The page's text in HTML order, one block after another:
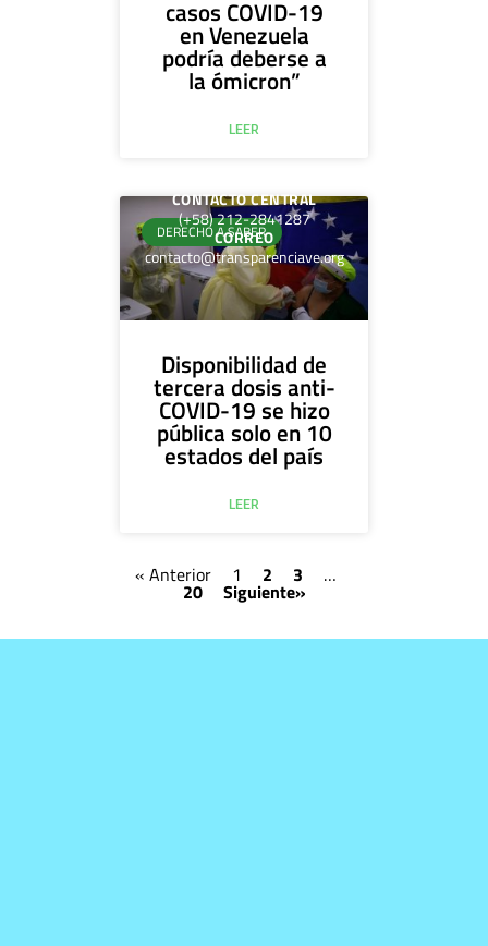
casos COVID-19
en Venezuela
podría deberse a
la ómicron”
LEER
DERECHO A SABER
Disponibilidad de
tercera dosis anti-
COVID-19 se hizo
pública solo en 10
estados del país
LEER
« Anterior 1 2 3 …
20 Siguiente»
CONTACTO CENTRAL
(+58) 212-2841287
CORREO
contacto@transparenciave.org